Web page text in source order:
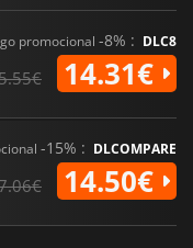
promocional -8% : DLC8
14.31€
-15% : DLCOMPARE
14.50€